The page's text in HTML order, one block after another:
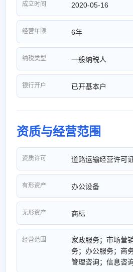
成立时间 2020-05-16
经营年限 6年
纳税类型 一般纳税人
银行开户 已开基本户
资质与经营范围
资质许可 道路运输经营许可
有形资产 办公设备
无形资产 商标
经营范围
家政服务；市场营
务；办公服务；商
管理咨询；信息咨